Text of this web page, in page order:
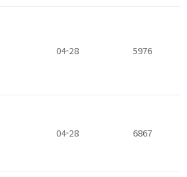
04-28 5976
04-28 6867